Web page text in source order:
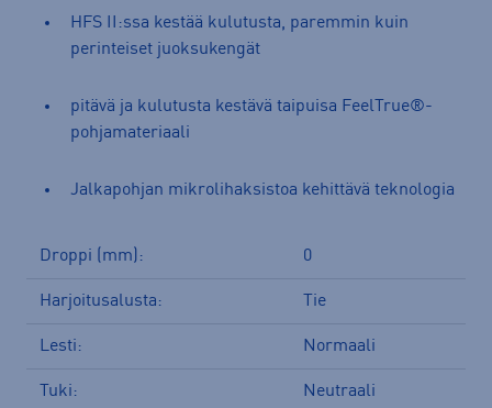
HFS II:ssa kestää kulutusta, paremmin kuin
perinteiset juoksukengät
pitävä ja kulutusta kestävä taipuisa FeelTrue®-
pohjamateriaali
Jalkapohjan mikrolihaksistoa kehittävä teknologia
Droppi (mm): 0
Harjoitusalusta: Tie
Lesti: Normaali
Tuki: Neutraali